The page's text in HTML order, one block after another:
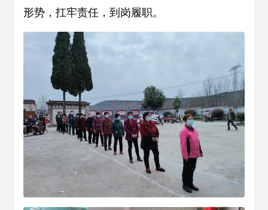
形势，扛牢责任，到岗履职。